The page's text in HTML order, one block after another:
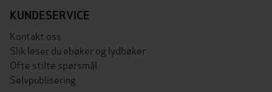
KUNDESERVICE
Kontakt oss
Slik leser du ebøker og lydbøker
Ofte stilte spørsmål
Selvpublisering